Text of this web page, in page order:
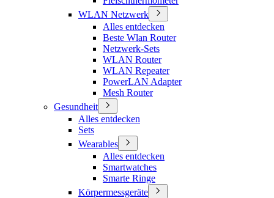
WLAN Netzwerk
Alles entdecken
Beste Wlan Router
Netzwerk-Sets
WLAN Router
WLAN Repeater
PowerLAN Adapter
Mesh Router
Gesundheit
Alles entdecken
Sets
Wearables
Alles entdecken
Smartwatches
Smarte Ringe
Körpermessgeräte